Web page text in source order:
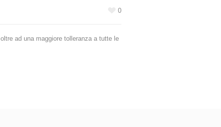
0
ad una maggiore tolleranza a tutte le